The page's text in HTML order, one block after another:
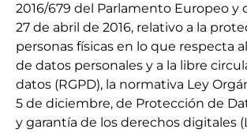
2016/679 del Parlamento Europeo y
27 de abril de 2016, relativo a la
personas físicas en lo que respecta
de datos personales y a la libre
datos (RGPD), la normativa Ley
5 de diciembre, de Protección de
y garantía de los derechos digitales